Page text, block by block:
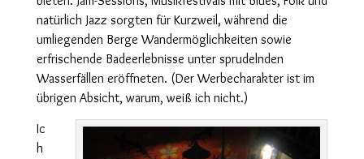
natürlich Jazz sorgten für Kurzweil, während die
umliegenden Berge Wandermöglichkeiten sowie
erfrischende Badeerlebnisse unter sprudelnden
Wasserfällen eröffneten. (Der Werbecharakter ist im
übrigen Absicht, warum, weiß ich nicht.)
Ic
h